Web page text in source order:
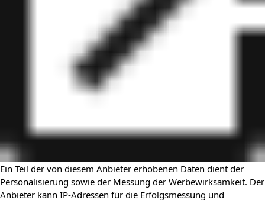
Ein Teil der von diesem Anbieter erhobenen Daten dient der
Personalisierung sowie der Messung der Werbewirksamkeit. Der
Anbieter kann IP-Adressen für die Erfolgsmessung und